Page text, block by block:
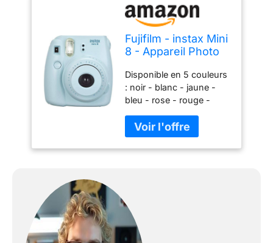
Fujifilm - instax Mini
8 - Appareil Photo
Disponible en 5 couleurs
: noir - blanc - jaune -
bleu - rose - rouge -
compacte et agréable
Utilisation simple pour de
la photo instantanée